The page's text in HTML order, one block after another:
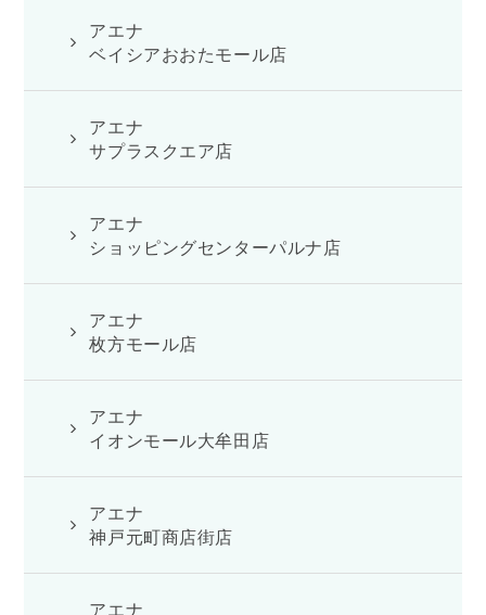
アエナ
ベイシアおおたモール店
アエナ
サプラスクエア店
アエナ
ショッピングセンターパルナ店
アエナ
枚方モール店
アエナ
イオンモール大牟田店
アエナ
神戸元町商店街店
アエナ